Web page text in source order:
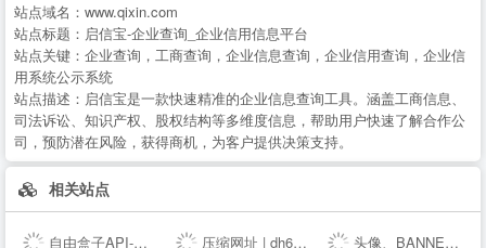
站点域名： www.qixin.com
站点标题： 启信宝-企业查询_企业信用信息平台
站点关键： 企业查询，工商查询，企业信息查询，企业信用查询，企业信
用系统公示系统
站点描述： 启信宝是一款快速精准的企业信息查询工具。涵盖工商信息、
司法诉讼、知识产权、股权结构等多维度信息，帮助用户快速了解合作公
司，预防潜在风险，获得商机，为客户提供决策支持。
相关站点
自由盒子API-欢迎免费对接接口 压缩网址 | dh6.ink 头像、BANNER、LOGO在线制作设计生成 - 朝夕网